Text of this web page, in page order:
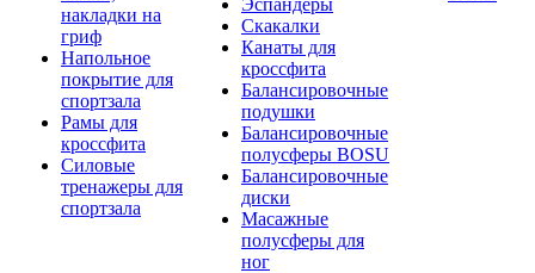
накладки на
гриф
Напольное
покрытие для
спортзала
Рамы для
кроссфита
Силовые
тренажеры для
спортзала
Эспандеры
Скакалки
Канаты для
кроссфита
Балансировочные
подушки
Балансировочные
полусферы BOSU
Балансировочные
диски
Масажные
полусферы для
ног